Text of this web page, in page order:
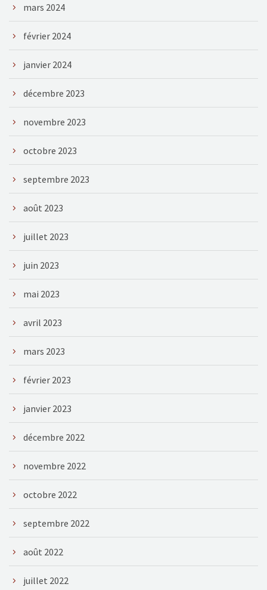
mars 2024
février 2024
janvier 2024
décembre 2023
novembre 2023
octobre 2023
septembre 2023
août 2023
juillet 2023
juin 2023
mai 2023
avril 2023
mars 2023
février 2023
janvier 2023
décembre 2022
novembre 2022
octobre 2022
septembre 2022
août 2022
juillet 2022